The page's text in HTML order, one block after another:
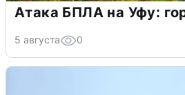
Атака БПЛА на Уфу:
5 августа 0